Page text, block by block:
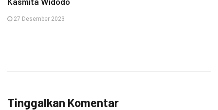
27 Desember 2023
Tinggalkan Komentar